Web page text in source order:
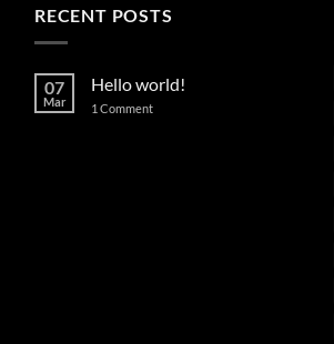
RECENT POSTS
07
Mar
Hello world!
1 Commenton